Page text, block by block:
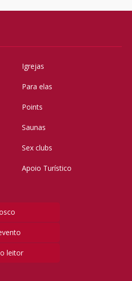
Igrejas
Para elas
Points
Saunas
Sex clubs
Apoio Turístico
leitor